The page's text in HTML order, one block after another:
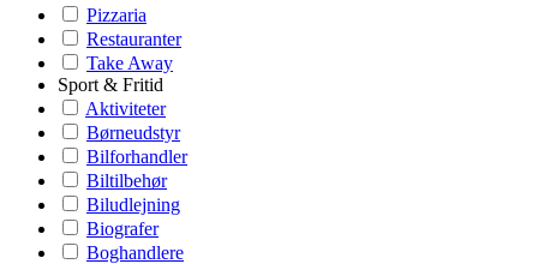
Pizzaria
Restauranter
Take Away
Sport & Fritid
Aktiviteter
Børneudstyr
Bilforhandler
Biltilbehør
Biludlejning
Biografer
Boghandlere